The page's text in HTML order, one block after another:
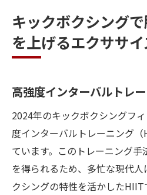
キックボクシング
を上げるエクササ
高強度インターバルトレ
2024年のキックボクシングフ
度インターバルトレーニング
ています。このトレーニング
を得られるため、多忙な現代
クシングの特性を活かした